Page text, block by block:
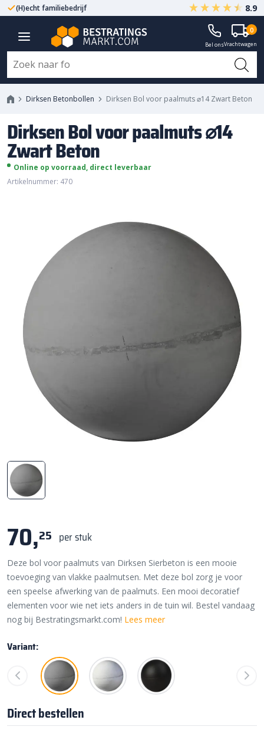
(H)echt familiebedrijf Gegarandeerd A-kwaliteit
8.9
Bel onsVrachtwagen
0
Dirksen Betonbollen Dirksen Bol voor paalmuts ⌀14 Zwart Beton
Dirksen Bol voor paalmuts ⌀14
Zwart Beton
Online op voorraad, direct leverbaar
Artikelnummer: 470
70,25 per stuk
Deze bol voor paalmuts van Dirksen Sierbeton is een mooie
toevoeging van vlakke paalmutsen. Met deze bol zorg je voor
een speelse afwerking van de paalmuts. Een mooi decoratief
elementen voor wie net iets anders in de tuin wil. Bestel vandaag
nog bij Bestratingsmarkt.com! Lees meer
Variant:
Direct bestellen
Dirksen Bol voor paalmuts ⌀14
Zwart Beton